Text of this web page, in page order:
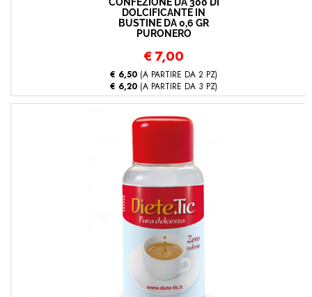
DOLCIFICANTE IN
BUSTINE DA 0,6 GR
PURONERO
€ 7,00
€ 6,50 (A PARTIRE DA 2 PZ)
€ 6,20 (A PARTIRE DA 3 PZ)